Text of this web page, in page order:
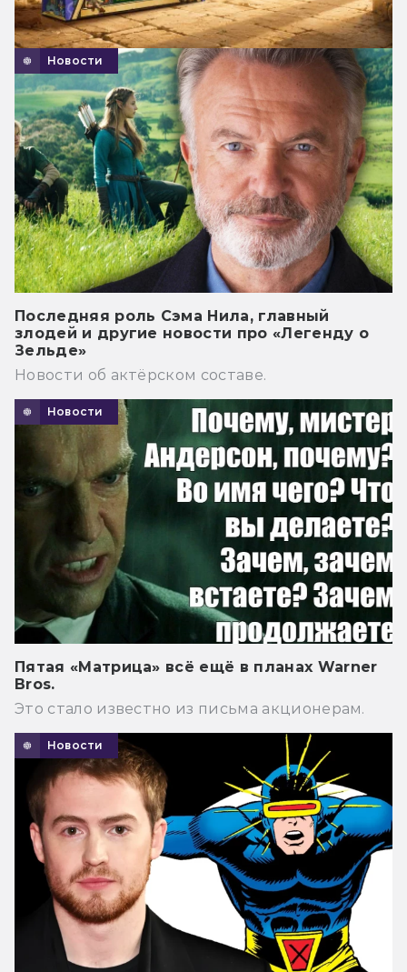
Новости
Последняя роль Сэма Нила, главный
злодей и другие новости про «Легенду о
Зельде»
Новости об актёрском составе.
Новости
Пятая «Матрица» всё ещё в планах Warner
Bros.
Это стало известно из письма акционерам.
Новости